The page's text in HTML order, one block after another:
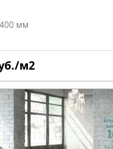
мм
м2